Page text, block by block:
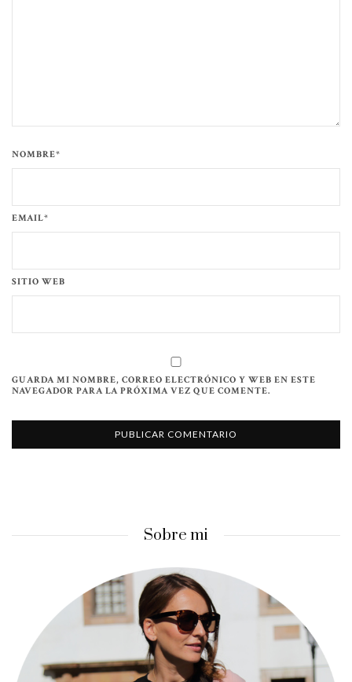
NOMBRE*
EMAIL*
SITIO WEB
GUARDA MI NOMBRE, CORREO ELECTRÓNICO Y WEB EN ESTE
NAVEGADOR PARA LA PRÓXIMA VEZ QUE COMENTE.
Sobre mi